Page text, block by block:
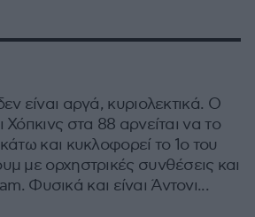
είναι αργά, κυριολεκτικά. Ο
Χόπκινς στα 88 αρνείται να το
και κυκλοφορεί το 1ο του
με ορχηστρικές συνθέσεις και
Φυσικά και είναι Άντονι...